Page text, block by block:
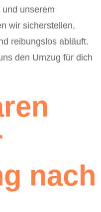
unserem
wir sicherstellen,
reibungslos abläuft.
den Umzug für dich
nach